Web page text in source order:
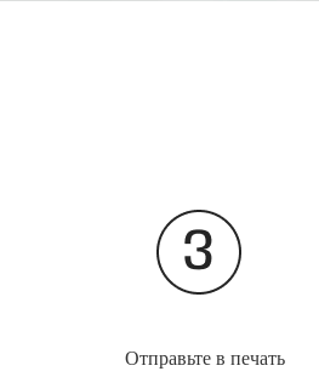
Отправьте в печать